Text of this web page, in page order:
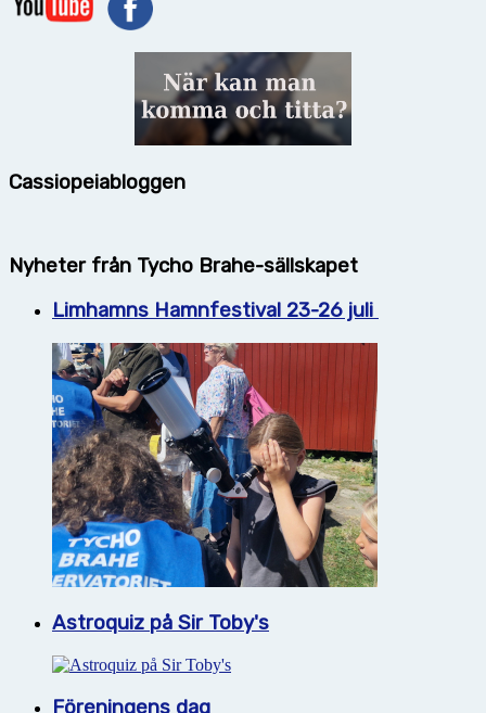
Cassiopeiabloggen
Nyheter från Tycho Brahe-sällskapet
Limhamns Hamnfestival 23-26 juli
Astroquiz på Sir Toby's
Föreningens dag